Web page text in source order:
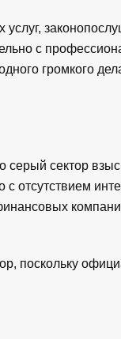
услуг,
с
громкого
серый сектор
отсутствием
поскольку